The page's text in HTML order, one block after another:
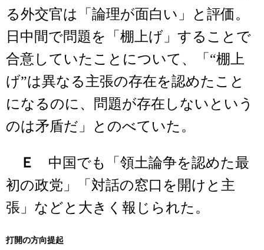
る外交官は「論理が面白い」と評価。
日中間で問題を「棚上げ」することで
合意していたことについて、「“棚上
げ”は異なる主張の存在を認めたこと
になるのに、問題が存在しないという
のは矛盾だ」とのべていた。
Ｅ
中国でも「領土論争を認めた最
初の政党」「対話の窓口を開けと主
張」などと大きく報じられた。
打開の方向提起